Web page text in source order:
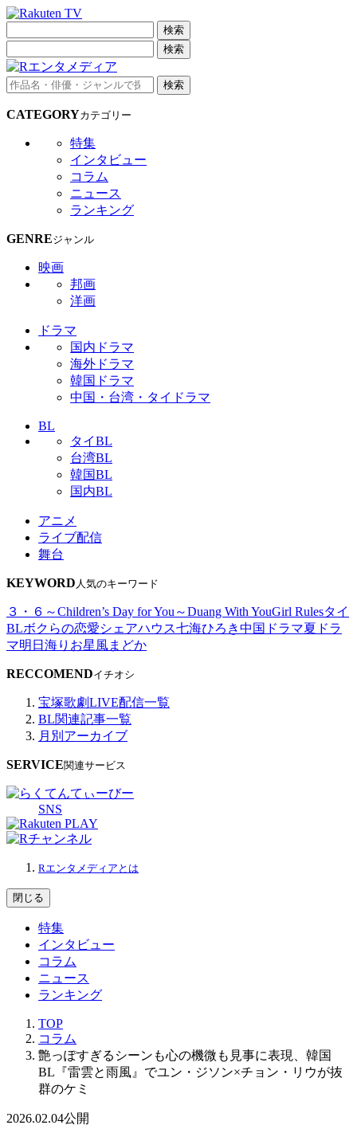
検索
検索
検索
CATEGORYカテゴリー
特集
インタビュー
コラム
ニュース
ランキング
GENREジャンル
映画
邦画
洋画
ドラマ
国内ドラマ
海外ドラマ
韓国ドラマ
中国・台湾・タイドラマ
BL
タイBL
台湾BL
韓国BL
国内BL
アニメ
ライブ配信
舞台
KEYWORD 人気のキーワード
３・６～Children’s Day for You～Duang With YouGirl Rulesタイ
BLボクらの恋愛シェアハウス七海ひろき中国ドラマ夏ドラ
マ明日海りお星風まどか
RECCOMENDイチオシ
宝塚歌劇LIVE配信一覧
BL関連記事一覧
月別アーカイブ
SERVICE関連サービス
SNS
Rエンタメディアとは
閉じる
特集
インタビュー
コラム
ニュース
ランキング
TOP
コラム
艶っぽすぎるシーンも心の機微も見事に表現、韓国
BL『雷雲と雨風』でユン・ジソン×チョン・リウが抜
群のケミ
2026.02.04公開